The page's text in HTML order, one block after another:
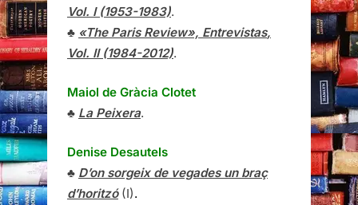
Vol. I (1953-1983).
♣ «The Paris Review», Entrevistas,
Vol. II (1984-2012).
Maiol de Gràcia Clotet
♣ La Peixera.
Denise Desautels
♣ D’on sorgeix de vegades un braç
d’horitzó(I).